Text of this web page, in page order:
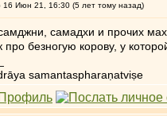
16 Июн 21, 16:30 (5 лет тому назад)
самадхи и прочих
про безногую корову, у
samantaspharaṇatviṣe